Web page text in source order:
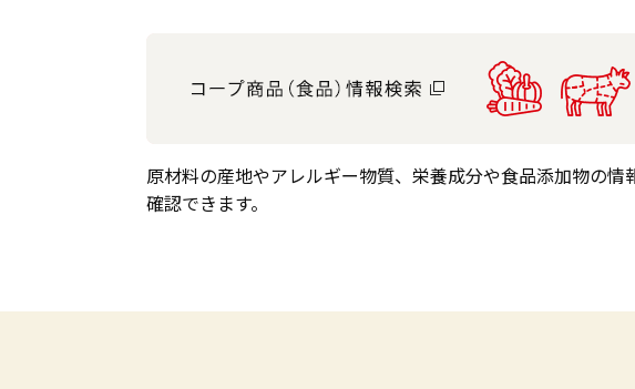
原材料の産地やアレルギー物質、栄養成分や食品添加物の情
確認できます。